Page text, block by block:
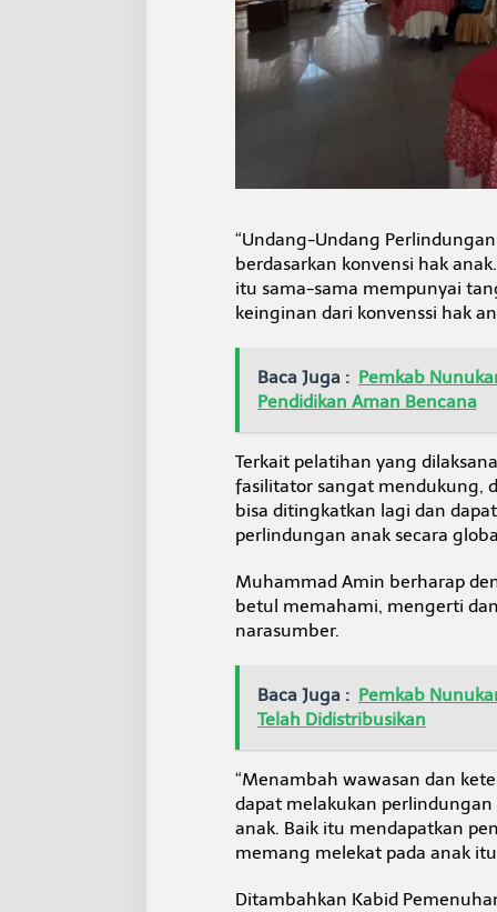
“Undang-Undang
berdasarkan konvensi hak
itu sama-sama mempunyai
keinginan dari konvenssi hak
Baca Juga : Pemkab
Pendidikan Aman Bencana
Terkait pelatihan yang
fasilitator sangat mendukung,
bisa ditingkatkan lagi dan
perlindungan anak secara
Muhammad Amin berharap
betul memahami, mengerti
narasumber.
Baca Juga : Pemkab
Telah Didistribusikan
“Menambah wawasan dan
dapat melakukan
anak. Baik itu mendapatkan
memang melekat pada anak
Ditambahkan Kabid